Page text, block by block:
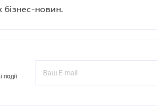
бізнес-новин.